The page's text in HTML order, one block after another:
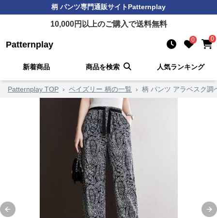
柄 パンツ専門通販サイトPatternplay
10,000円以上のご購入で送料無料
Patternplay 0 0
新着商品 商品を検索 人気ランキング
Patternplay TOP › ペイズリー 柄の一覧 › 柄 パンツ アラベスク調
Previous slide